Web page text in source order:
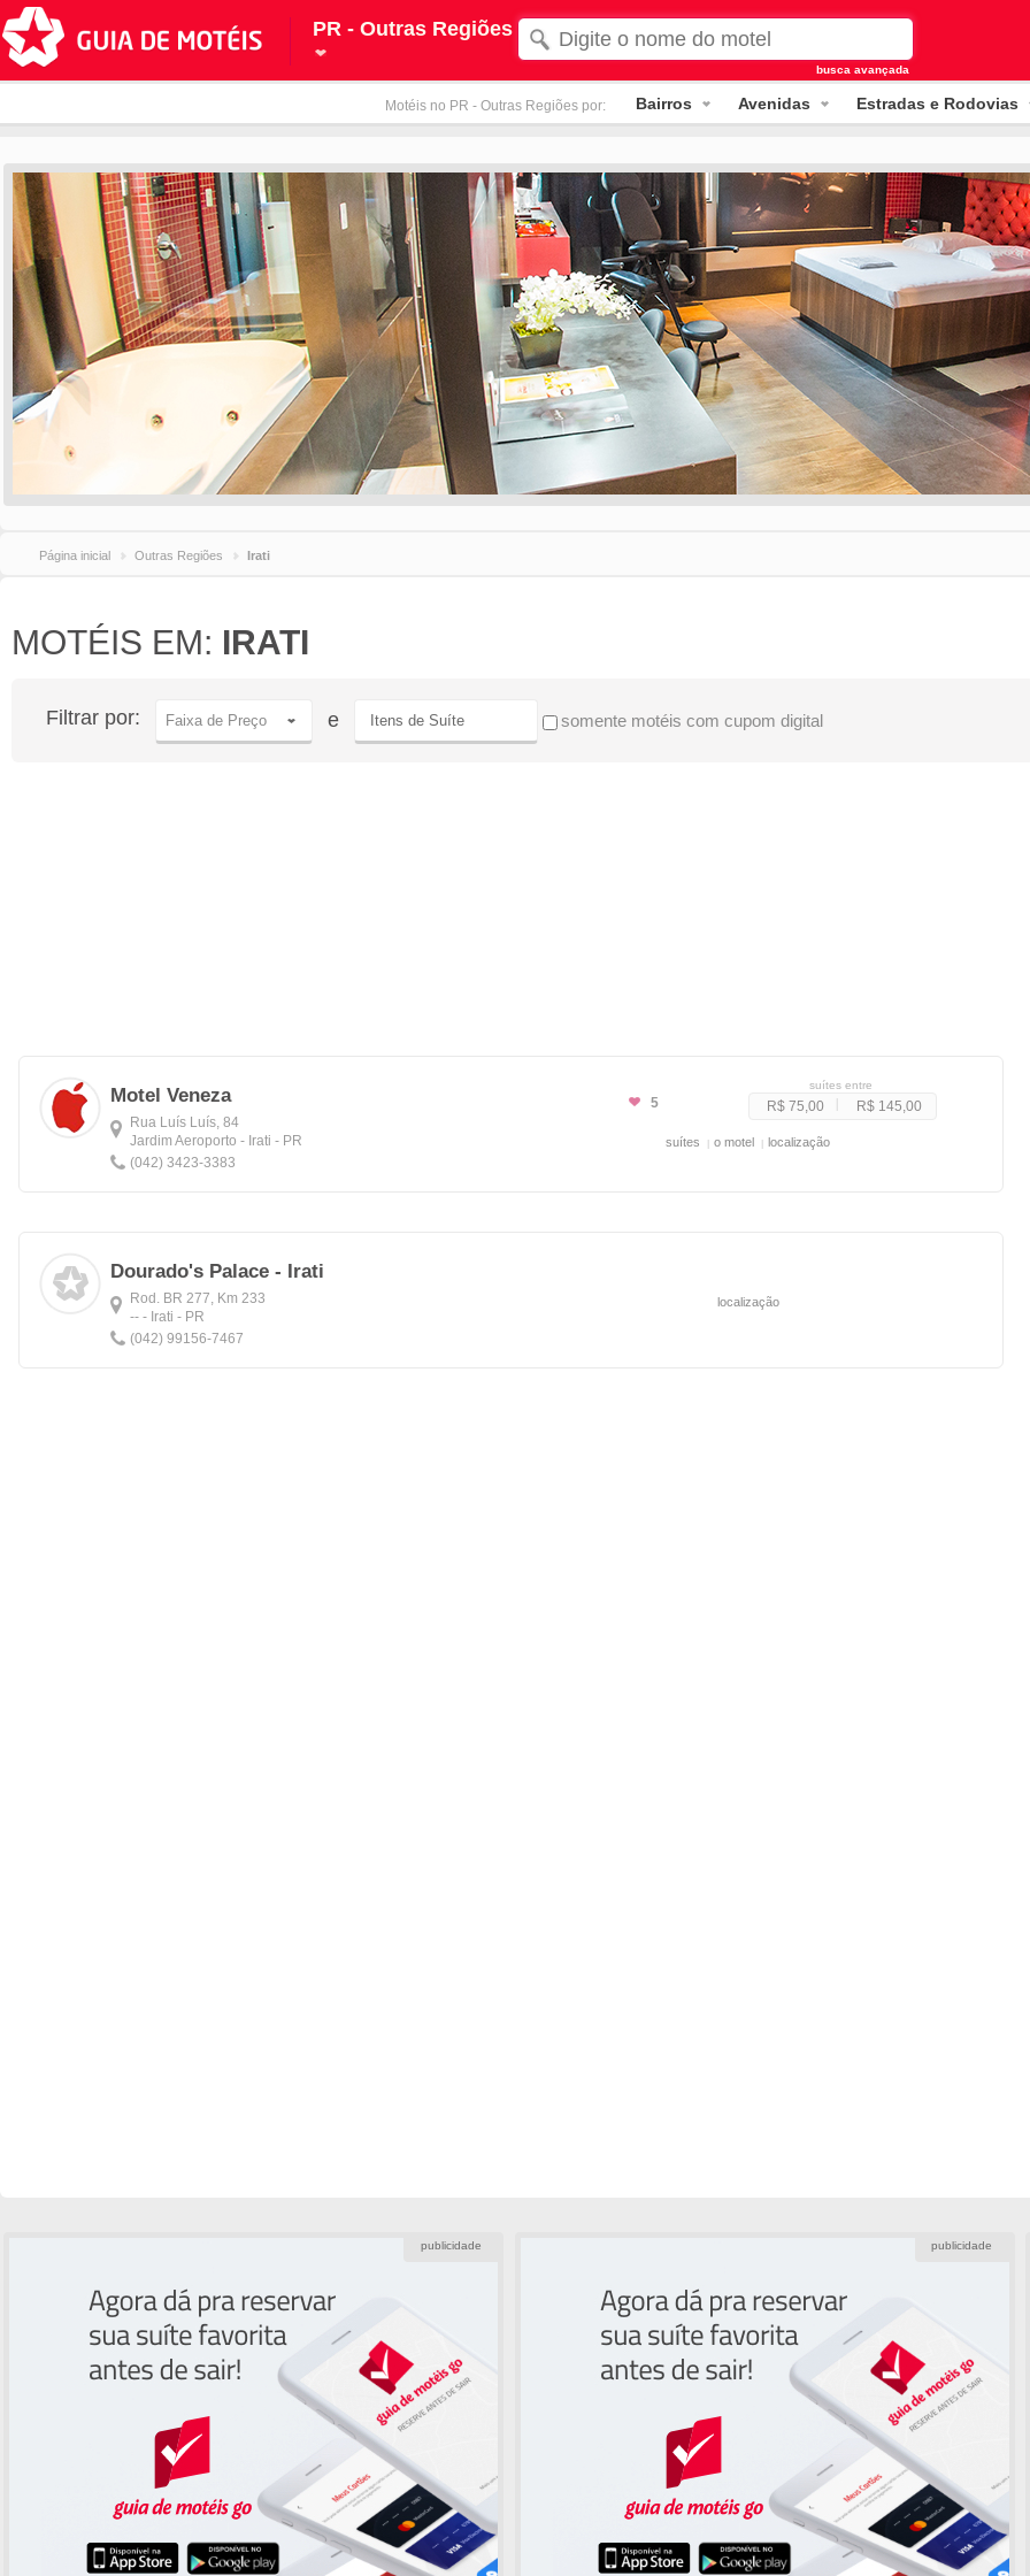
PR - Outras Regiões
busca avançada
Motéis no PR - Outras Regiões por: Bairros Avenidas Estradas e Rodovias
Página inicial Outras Regiões Irati
MOTÉIS EM: IRATI
Filtrar por: Faixa de Preço e somente motéis com cupom digital
Motel Veneza
Rua Luís Luís, 84
Jardim Aeroporto - Irati - PR
(042) 3423-3383
5
suítes entre
R$ 75,00 R$ 145,00
suítes o motel localização
Dourado's Palace - Irati
Rod. BR 277, Km 233
-- - Irati - PR
(042) 99156-7467
localização
publicidade publicidade